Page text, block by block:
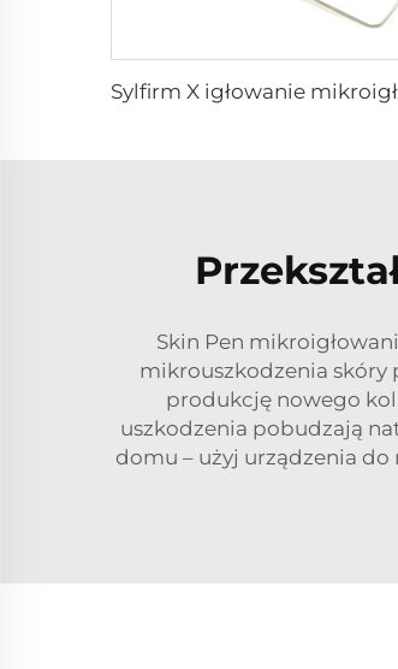
Skin Pen
mikrouszkodzenia skóry
produkcję nowego
uszkodzenia pobudzają
domu – użyj urządzenia do